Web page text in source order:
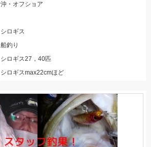
沖・オフショア
シロギス
船釣り
シロギス27，40匹
シロギスmax22cmほど